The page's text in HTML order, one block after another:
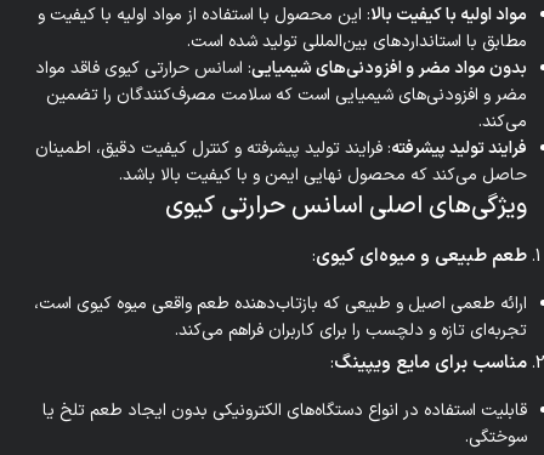
مواد اولیه با کیفیت بالا: این محصول با استفاده از مواد اولیه با کیفیت و
مطابق با استانداردهای بین‌المللی تولید شده است.
بدون مواد مضر و افزودنی‌های شیمیایی: اسانس حرارتی کیوی فاقد مواد
مضر و افزودنی‌های شیمیایی است که سلامت مصرف‌کنندگان را تضمین
می‌کند.
فرایند تولید پیشرفته: فرایند تولید پیشرفته و کنترل کیفیت دقیق، اطمینان
حاصل می‌کند که محصول نهایی ایمن و با کیفیت بالا باشد.
ویژگی‌های اصلی اسانس حرارتی کیوی
طعم طبیعی و میوه‌ای کیوی:
ارائه طعمی اصیل و طبیعی که بازتاب‌دهنده طعم واقعی میوه کیوی است،
تجربه‌ای تازه و دلچسب را برای کاربران فراهم می‌کند.
مناسب برای مایع ویپینگ:
قابلیت استفاده در انواع دستگاه‌های الکترونیکی بدون ایجاد طعم تلخ یا
سوختگی.